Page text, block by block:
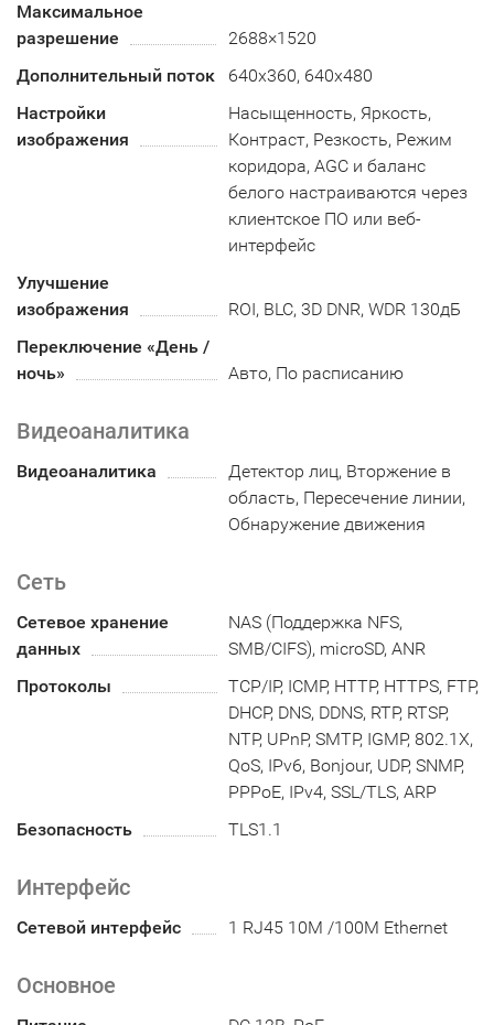
Максимальное
разрешение
2688×1520
Дополнительный поток
640x360, 640x480
Настройки
изображения
Насыщенность, Яркость,
Контраст, Резкость, Режим
коридора, AGC и баланс
белого настраиваются через
клиентское ПО или веб-
интерфейс
Улучшение
изображения
ROI, BLC, 3D DNR, WDR 130дБ
Переключение «День /
ночь»
Авто, По расписанию
Видеоаналитика
Видеоаналитика
Детектор лиц, Вторжение в
область, Пересечение линии,
Обнаружение движения
Сеть
Сетевое хранение
данных
NAS (Поддержка NFS,
SMB/CIFS), microSD, ANR
Протоколы
TCP/IP, ICMP, HTTP, HTTPS, FTP,
DHCP, DNS, DDNS, RTP, RTSP,
NTP, UPnP, SMTP, IGMP, 802.1X,
QoS, IPv6, Bonjour, UDP, SNMP,
PPPoE, IPv4, SSL/TLS, ARP
Безопасность
TLS1.1
Интерфейс
Сетевой интерфейс 1 RJ45 10M /100M Ethernet
Основное